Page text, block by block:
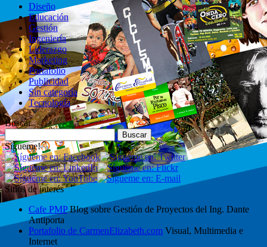
Diseño
Educación
Gestión
Ingeniería
Liderazgo
Marketing
Portafolio
Publicidad
Sin categoría
Tecnología
Buscar
Buscar:
Sígueme!
Sitios de interés
Cafe PMPBlog sobre Gestión de Proyectos del Ing. Dante
Antiporta
Portafolio de CarmenElizabeth.com Visual, Multimedia e
Internet